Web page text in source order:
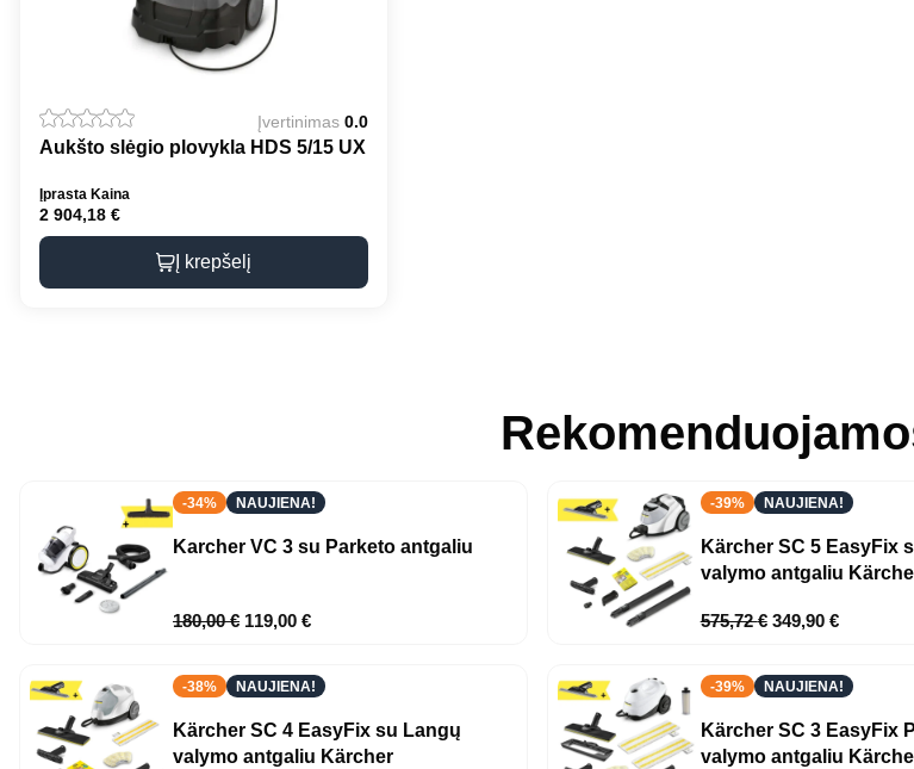
Įvertinimas 0.0
Aukšto slėgio plovykla HDS 5/15 UX
Įprasta Kaina
2 904,18 €
Į krepšelį
-34% NAUJIENA!
Karcher VC 3 su Parketo antgaliu
180,00€ 119,00 €
-39% NAUJIENA!
Kärcher SC 5 EasyFix
valymo antgaliu
575,72€ 349,90 €
-38% NAUJIENA!
Kärcher SC 4 EasyFix su Langų
valymo antgaliu Kärcher
-39% NAUJIENA!
Kärcher SC 3 EasyFix
valymo antgaliu